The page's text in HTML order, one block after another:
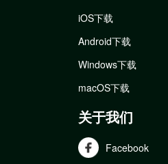
iOS下载
Android下载
Windows下载
macOS下载
关于我们
Facebook